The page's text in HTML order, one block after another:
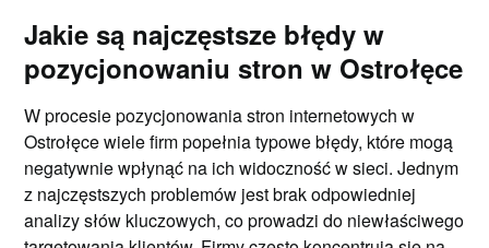
Jakie są najczęstsze błędy w
pozycjonowaniu stron w Ostrołęce
W procesie pozycjonowania stron internetowych w
Ostrołęce wiele firm popełnia typowe błędy, które mogą
negatywnie wpłynąć na ich widoczność w sieci. Jednym
z najczęstszych problemów jest brak odpowiedniej
analizy słów kluczowych, co prowadzi do niewłaściwego